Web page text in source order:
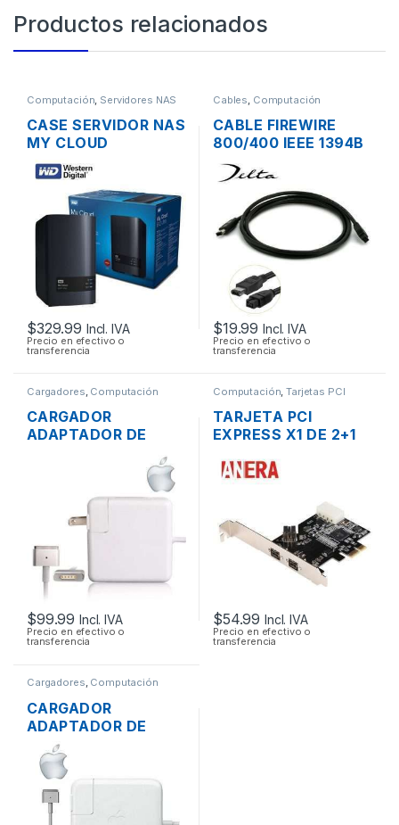
Productos relacionados
Computación, Servidores NAS
CASE SERVIDOR NAS
MY CLOUD
WESTERN DIGITAL 2
BAHÍAS SATA CON
USB 3.0 Y PUERTO
DE RED GIGABIT
$329.99 Incl. IVA
Precio en efectivo o
transferencia
Cables, Computación
CABLE FIREWIRE
800/400 IEEE 1394B
9/6 PINES MACHO
DE 2 PIES 60CM
$19.99 Incl. IVA
Precio en efectivo o
transferencia
Cargadores Computación
CARGADOR
ADAPTADOR DE
ENERGÍA MAC APPLE
MAGSAFE2 14.85V
3.05A 45W ORIGINAL
$99.99 Incl. IVA
Precio en efectivo o
transferencia
Computación ,Tarjetas PCI
TARJETA PCI
EXPRESS X1 DE 2+1
IEEE-1394 PUERTO
$54.99 Incl. IVA
Precio en efectivo o
transferencia
Cargadores, Computación
CARGADOR
ADAPTADOR DE
ENERGÍA PARA
LAPTOP MAC APPLE
MAGSAFE 2 20V
4.25A 85W ORIGINAL
+ CABLE DE PODER